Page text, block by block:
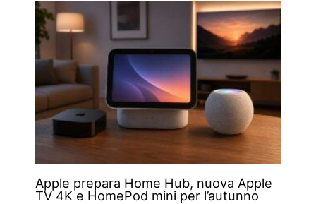
Apple prepara Home Hub, nuova Apple
TV 4K e HomePod mini per l’autunno